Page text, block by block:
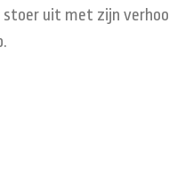
uit met zijn